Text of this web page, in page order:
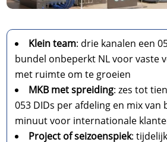
Klein team: drie kanalen een
bundel onbeperkt NL voor vaste
met ruimte om te groeien
MKB met spreiding: zes tot
053 DIDs per afdeling en mix van
minuut voor internationale
Project of seizoenspiek: